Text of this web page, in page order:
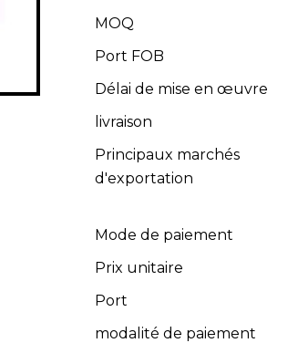
MOQ
Port FOB
Délai de mise en œuvre
livraison
Principaux marchés
d'exportation
Mode de paiement
Prix unitaire
Port
modalité de paiement